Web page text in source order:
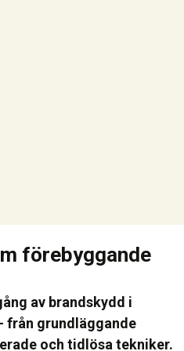
förebyggande
av brandskydd i
från grundläggande
och tidlösa tekniker.